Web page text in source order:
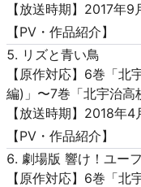
【放送時期】2017年9
【PV・作品紹介】
リズと青い鳥
【原作対応】6巻「
編)」〜7巻「北宇治高
【放送時期】2018年4
【PV・作品紹介】
劇場版 響け！ユー
【原作対応】6巻「